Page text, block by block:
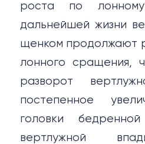
роста по
дальнейшей жизни
щенком продолжают
лонного сращения,
разворот
постепенное
головки
вертлужной